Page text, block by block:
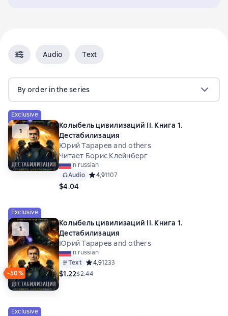
Audio Text
By order in the series
Exclusive
1
Колыбель цивилизаций II. Книга 1.
Дестабилизация
Юрий Тарарев and others
Читает Борис Клейнберг
in russian
Audio Средний рейтинг 4,9 на основе 1107 оценок
4,91107
$4.04
Exclusive
1
−50%
Колыбель цивилизаций II. Книга 1.
Дестабилизация
Юрий Тарарев and others
in russian
Text Средний рейтинг 4,9 на основе 1233 оценок
4,91233
$1.22$2.44
Exclusive